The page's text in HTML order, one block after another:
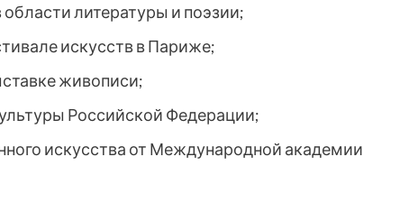
литературы и поэзии;
искусств в Париже;
живописи;
Российской Федерации;
искусства от Международной академии